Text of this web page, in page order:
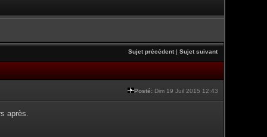
Sujet précédent| Sujet suivant
Posté: Dim 19 Juil 2015 12:43
après.